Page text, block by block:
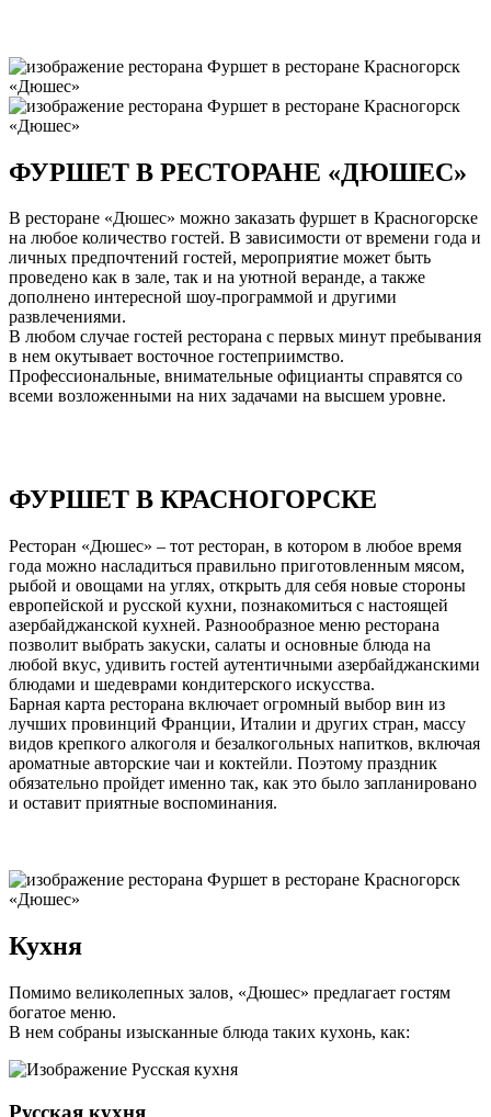
ФУРШЕТ В РЕСТОРАНЕ «ДЮШЕС»
В ресторане «Дюшес» можно заказать фуршет в Красногорске
на любое количество гостей. В зависимости от времени года и
личных предпочтений гостей, мероприятие может быть
проведено как в зале, так и на уютной веранде, а также
дополнено интересной шоу-программой и другими
развлечениями.
В любом случае гостей ресторана с первых минут пребывания
в нем окутывает восточное гостеприимство.
Профессиональные, внимательные официанты справятся со
всеми возложенными на них задачами на высшем уровне.
ФУРШЕТ В КРАСНОГОРСКЕ
Ресторан «Дюшес» – тот ресторан, в котором в любое время
года можно насладиться правильно приготовленным мясом,
рыбой и овощами на углях, открыть для себя новые стороны
европейской и русской кухни, познакомиться с настоящей
азербайджанской кухней. Разнообразное меню ресторана
позволит выбрать закуски, салаты и основные блюда на
любой вкус, удивить гостей аутентичными азербайджанскими
блюдами и шедеврами кондитерского искусства.
Барная карта ресторана включает огромный выбор вин из
лучших провинций Франции, Италии и других стран, массу
видов крепкого алкоголя и безалкогольных напитков, включая
ароматные авторские чаи и коктейли. Поэтому праздник
обязательно пройдет именно так, как это было запланировано
и оставит приятные воспоминания.
Кухня
Помимо великолепных залов, «Дюшес» предлагает гостям
богатое меню.
В нем собраны изысканные блюда таких кухонь, как:
Русская кухня